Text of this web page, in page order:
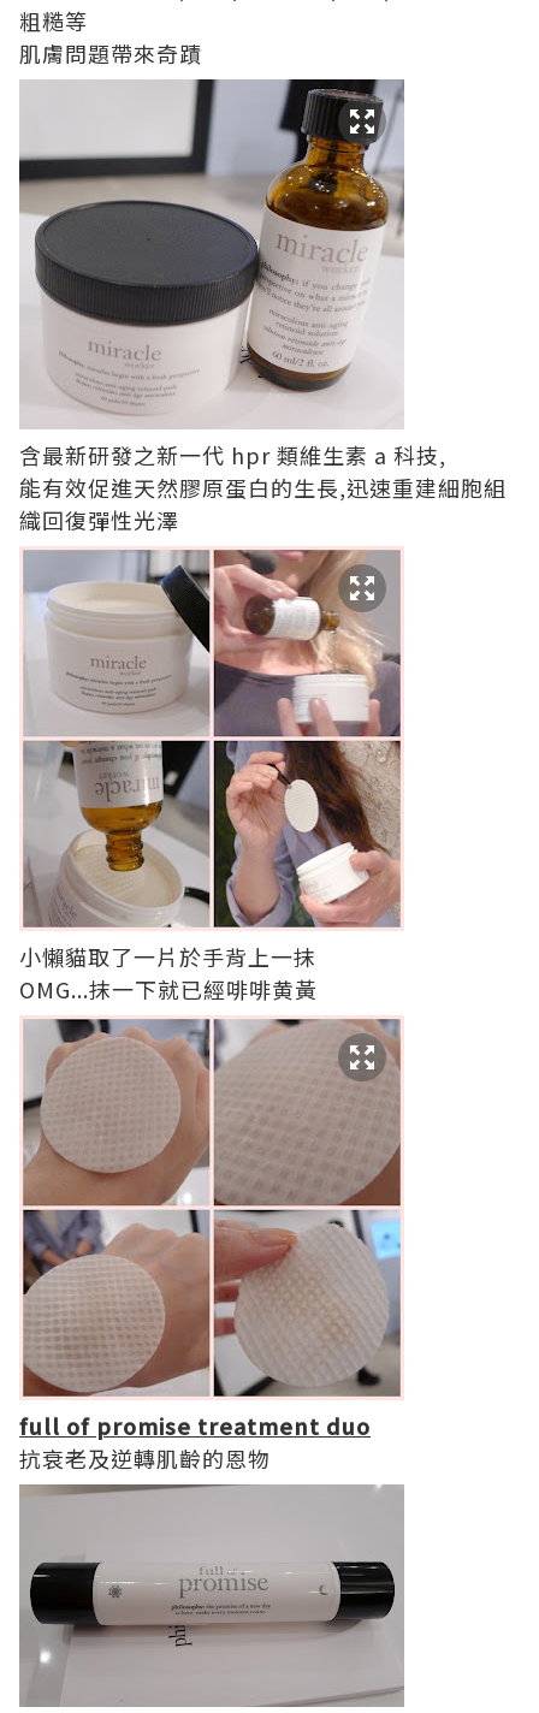
粗糙等
肌膚問題帶來奇蹟
含最新研發之新一代 hpr 類維生素 a 科技,
能有效促進天然膠原蛋白的生長,迅速重建細胞組
織回復彈性光澤
小懶貓取了一片於手背上一抹
OMG...抹一下就已經啡啡黄黃
full of promise treatment duo
抗衰老及逆轉肌齡的恩物